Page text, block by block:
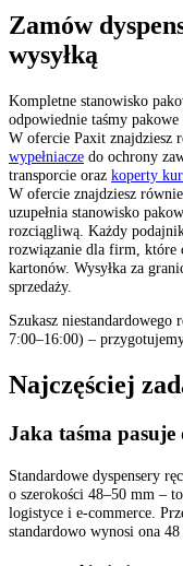
Zamów
wysyłką
Kompletne stanowisko
odpowiednie taśmy pakowe
W ofercie Paxit znajdziesz
wypełniacze do ochrony
transporcie oraz koperty
W ofercie znajdziesz
uzupełnia stanowisko
rozciągliwą. Każdy
rozwiązanie dla firm, które
kartonów. Wysyłka za
sprzedaży.
Szukasz niestandardowego
7:00–16:00) –
Najczęściej
Jaka taśma pasuje
Standardowe dyspensery
o szerokości 48–50 mm –
logistyce i e-commerce.
standardowo wynosi ona 48